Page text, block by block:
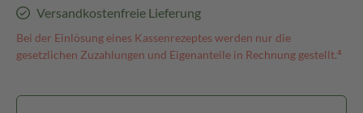
Versandkostenfreie Lieferung
Bei der Einlösung eines Kassenrezeptes werden nur die
gesetzlichen Zuzahlungen und Eigenanteile in Rechnung gestellt.⁴